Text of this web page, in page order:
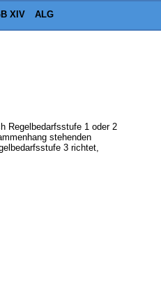
XIV ALG
Regelbedarfsstufe 1 oder 2
stehenden
3 richtet,